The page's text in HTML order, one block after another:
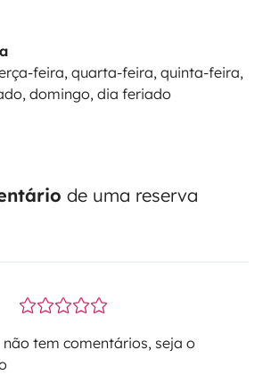
feira, quarta-feira, quinta-feira,
domingo, dia feriado
de uma reserva
tem comentários, seja o